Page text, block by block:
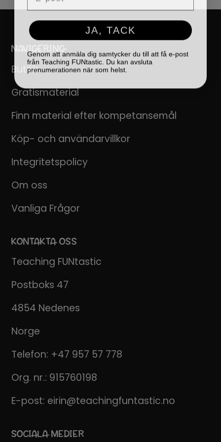
NAVIGERING
Butikk
Gratismaterial
Finn material efter kompetansemål
Köp- och användarvillkor
Integritetspolicy
Om oss
Vanliga Frågor
KONTAKTA OSS
Teaching FUNtastic
Postboks 47
4854 Nedenes
Norge
Telefon: +47 957 57 778
Org. nr.: 915760198
E-post: eirin@teachingfuntastic.no
SOCIALA MEDIER
JA, TACK
Genom att anmäla dig samtycker du till att få e-post
från Teaching FUNtastic. Du kan avsluta
prenumerationen när som helst.